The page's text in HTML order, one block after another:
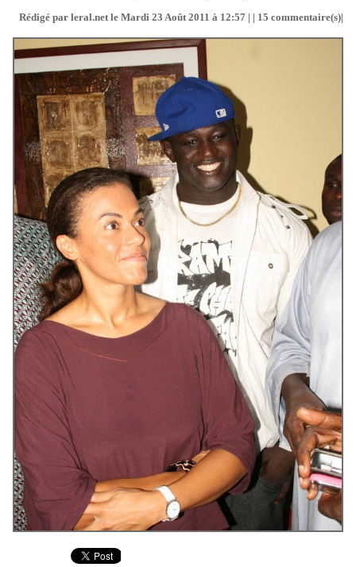
Rédigé par leral.net le Mardi 23 Août 2011 à 12:57 | | 15 commentaire(s)|